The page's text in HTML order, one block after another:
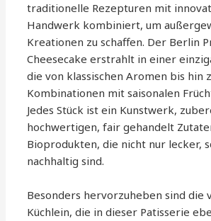
traditionelle Rezepturen mit
Handwerk kombiniert, um
Kreationen zu schaffen. Der Berlin
Cheesecake erstrahlt in einer
die von klassischen Aromen bis hin
Kombinationen mit saisonalen
Jedes Stück ist ein Kunstwerk,
hochwertigen, fair gehandelt
Bioprodukten, die nicht nur lecker,
nachhaltig sind.
Besonders hervorzuheben sind die
Küchlein, die in dieser Patisserie